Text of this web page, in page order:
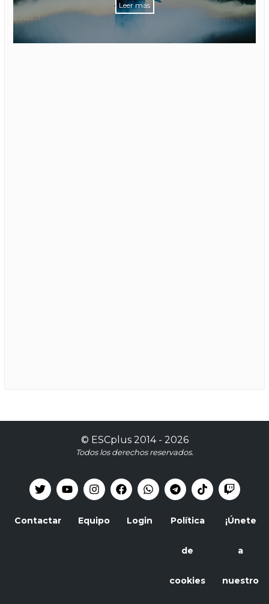
Leer más
© ESCplus2014 - 2026
Todos los derechos reservados.
Contactar Equipo Login Política
de
cookies
¡Únete
a
nuestro